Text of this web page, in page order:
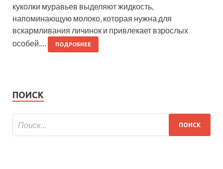
куколки муравьев выделяют жидкость,
напоминающую молоко, которая нужна для
вскармливания личинок и привлекает взрослых
особей.…
ПОДРОБНЕЕ
ПОИСК